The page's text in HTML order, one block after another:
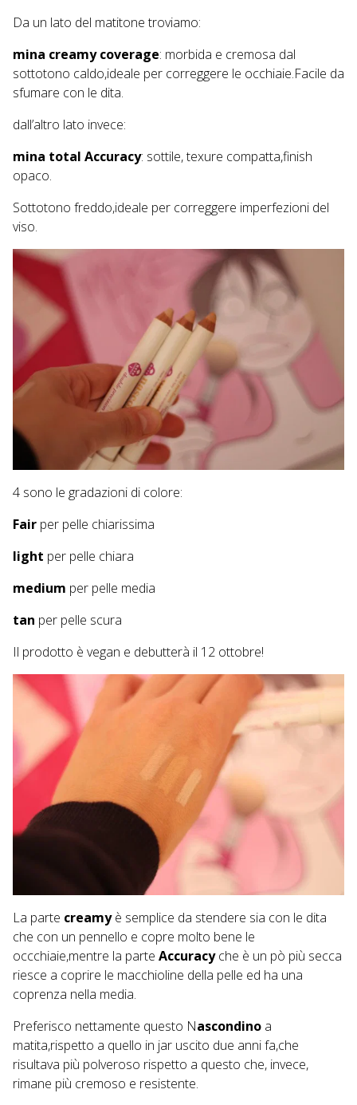
Da un lato del matitone troviamo:
mina creamy coverage: morbida e cremosa dal
sottotono caldo,ideale per correggere le occhiaie.Facile da
sfumare con le dita.
dall’altro lato invece:
mina total Accuracy: sottile, texure compatta,finish
opaco.
Sottotono freddo,ideale per correggere imperfezioni del
viso.
4 sono le gradazioni di colore:
Fair per pelle chiarissima
light per pelle chiara
medium per pelle media
tan per pelle scura
Il prodotto è vegan e debutterà il 12 ottobre!
La parte creamyè semplice da stendere sia con le dita
che con un pennello e copre molto bene le
occchiaie,mentre la parte Accuracyche è un pò più secca
riesce a coprire le macchioline della pelle ed ha una
coprenza nella media.
Preferisco nettamente questo Nascondino a
matita,rispetto a quello in jar uscito due anni fa,che
risultava più polveroso rispetto a questo che, invece,
rimane più cremoso e resistente.